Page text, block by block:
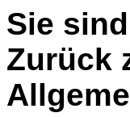
Sie
Zurück